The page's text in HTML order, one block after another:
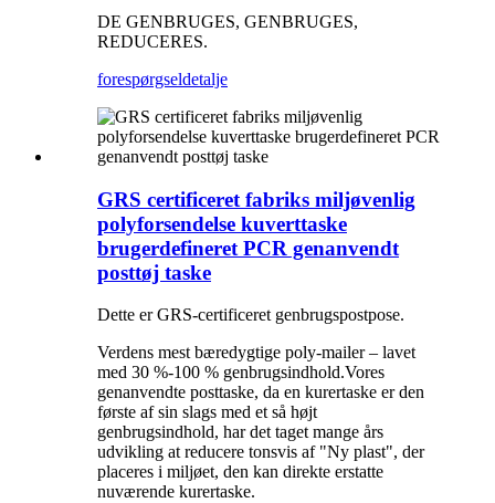
DE GENBRUGES, GENBRUGES,
REDUCERES.
forespørgseldetalje
GRS certificeret fabriks miljøvenlig
polyforsendelse kuverttaske
brugerdefineret PCR genanvendt
posttøj taske
Dette er GRS-certificeret genbrugspostpose.
Verdens mest bæredygtige poly-mailer – lavet
med 30 %-100 % genbrugsindhold.Vores
genanvendte posttaske, da en kurertaske er den
første af sin slags med et så højt
genbrugsindhold, har det taget mange års
udvikling at reducere tonsvis af "Ny plast", der
placeres i miljøet, den kan direkte erstatte
nuværende kurertaske.